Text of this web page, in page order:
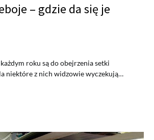
– gdzie da się je
roku są do obejrzenia setki
niektóre z nich widzowie wyczekują…